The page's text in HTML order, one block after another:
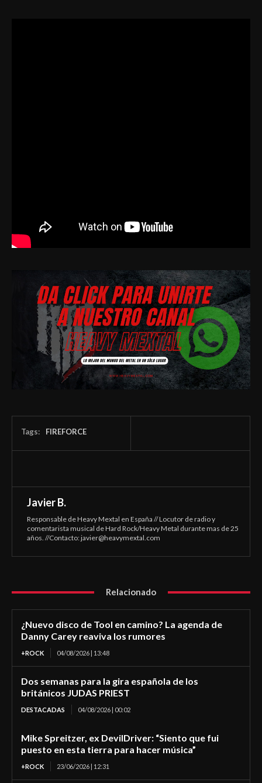
Tags: FIREFORCE
Javier B.
Responsable de Heavy Mextal en España // Locutor de radio y
comentarista musical de Hard Rock/Heavy Metal durante mas de 25
años. //Contacto:javier@heavymextal.com
Relacionado
¿Nuevo disco de Tool en camino? La agenda de
Danny Carey reaviva los rumores
+ROCK 04/08/2026 | 13:48
Dos semanas para la gira española de los
británicos JUDAS PRIEST
DESTACADAS 04/08/2026 | 00:02
Mike Spreitzer, ex DevilDriver: “Siento que fui
puesto en esta tierra para hacer música”
+ROCK 23/06/2026 | 12:31